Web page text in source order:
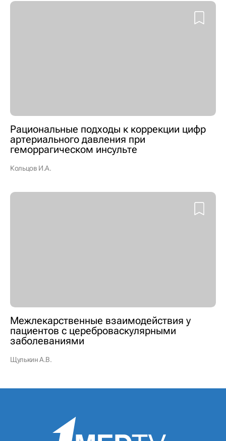
Рациональные подходы к коррекции цифр
артериального давления при
геморрагическом инсульте
Кольцов И.А.
Межлекарственные взаимодействия у
пациентов с цереброваскулярными
заболеваниями
Щулькин А.В.